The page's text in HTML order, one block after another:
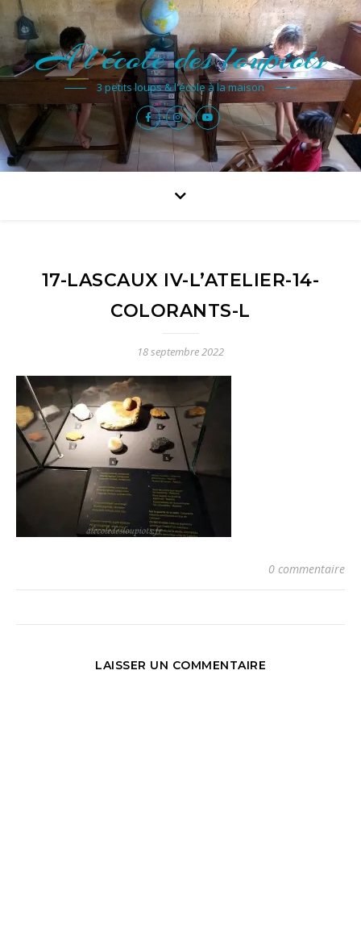
A l'école des loupiots
3 petits loups & l'école à la maison
17-LASCAUX IV-L’ATELIER-14-
COLORANTS-L
18 septembre 2022
0 commentaire
LAISSER UN COMMENTAIRE